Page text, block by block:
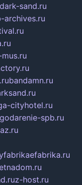
dark-sand.ru
archives.ru
mus.ru
bandamn.ru
cityhotel.ru
spb.ru
z-host.ru